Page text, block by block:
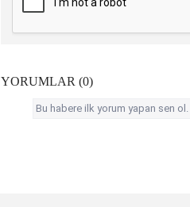
YORUMLAR (0)
Bu habere ilk yorum yapan sen ol.